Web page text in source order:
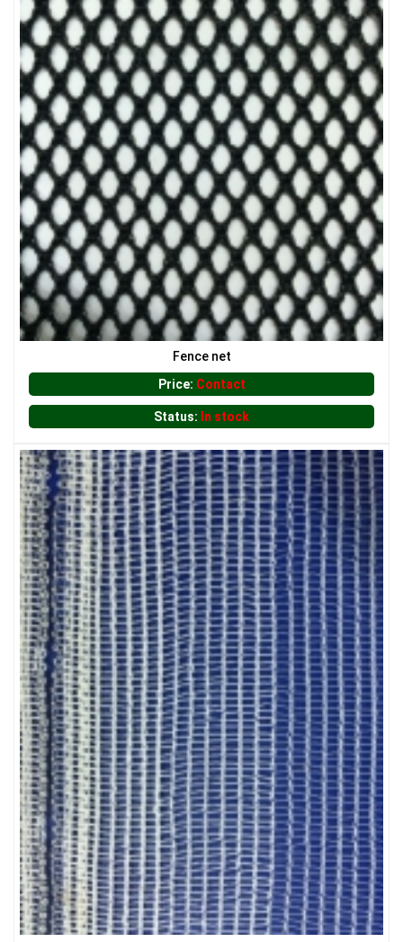
LƯỚI CHE NẮNG
LƯỚI HÀNG RÀO HÌNH CHỮ NHẬT
LƯỚI CHẮN CHIM
Fence net
Price: Contact
Status: In stock